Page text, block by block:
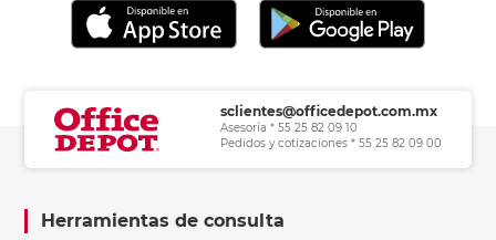
sclientes@officedepot.com.mx
Asesoría * 55 25 82 09 10
Pedidos y cotizaciones * 55 25 82 09 00
Herramientas de consulta